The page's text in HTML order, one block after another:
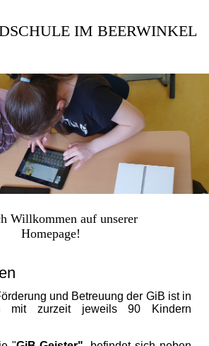
IM BEERWINKEL
Willkommen auf unserer
Homepage!
und Betreuung der GiB ist in
mit zurzeit jeweils 90 Kindern